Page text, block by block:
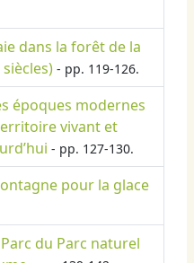
dans la forêt de la
siècles) - pp. 119-126.
époques modernes
vivant et
- pp. 127-130.
pour la glace
du Parc naturel